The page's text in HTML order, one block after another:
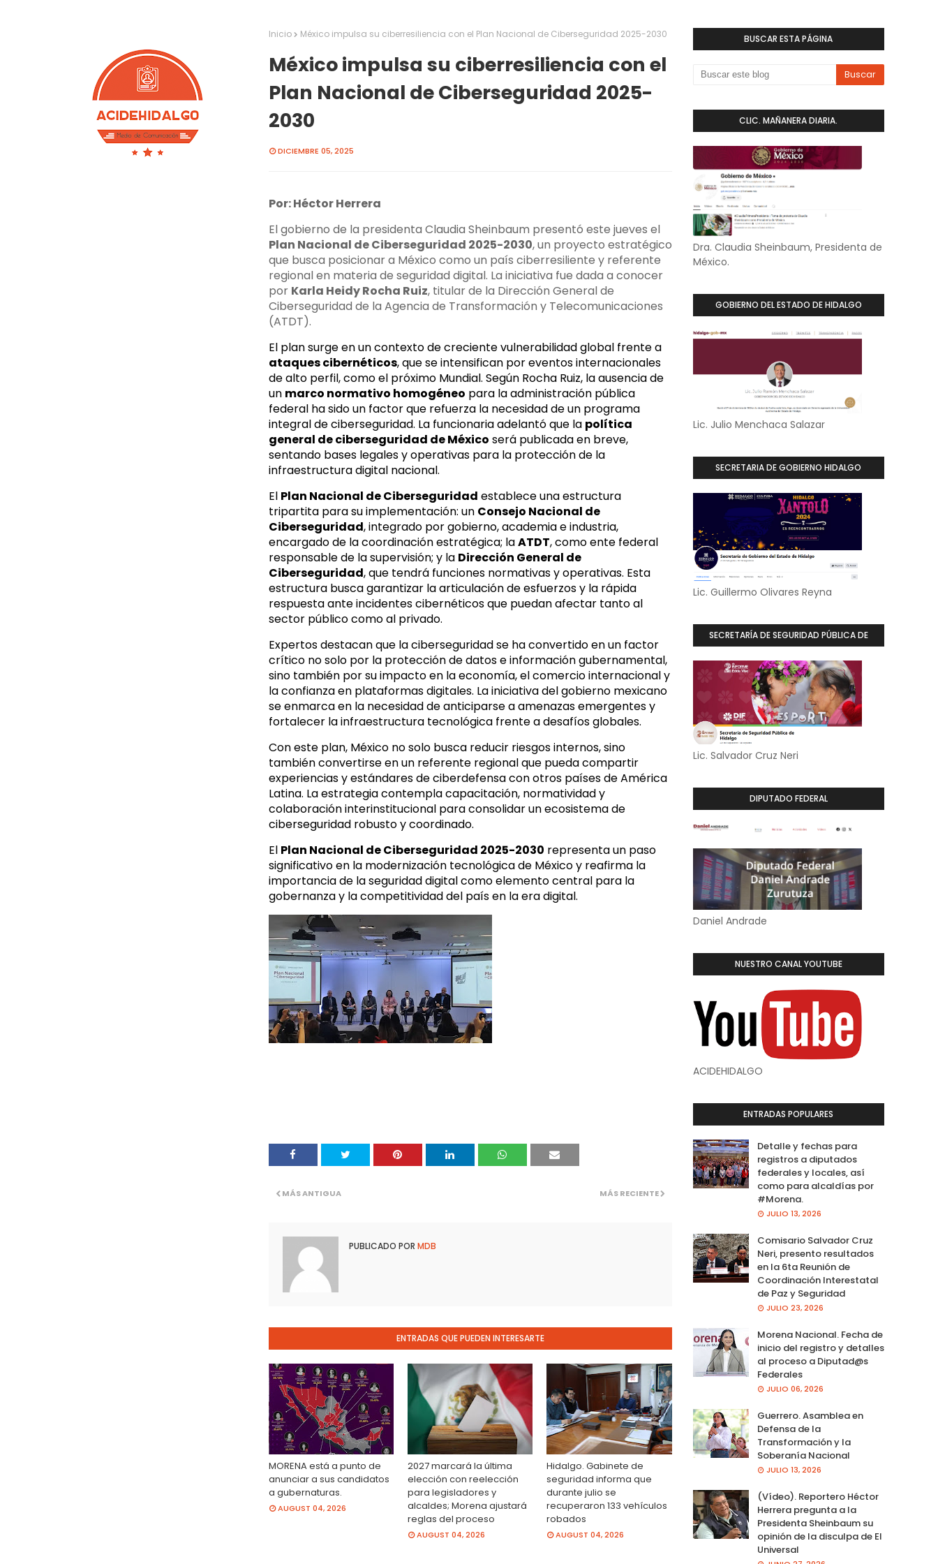
Inicio México impulsa su ciberresiliencia con el Plan Nacional de Ciberseguridad 2025-2030
México impulsa su ciberresiliencia con el
Plan Nacional de Ciberseguridad 2025-
2030
DICIEMBRE 05, 2025
Por: Héctor Herrera
El gobierno de la presidenta Claudia Sheinbaum presentó este jueves el
Plan Nacional de Ciberseguridad 2025-2030, un proyecto estratégico
que busca posicionar a México como un país ciberresiliente y referente
regional en materia de seguridad digital. La iniciativa fue dada a conocer
por Karla Heidy Rocha Ruiz, titular de la Dirección General de
Ciberseguridad de la Agencia de Transformación y Telecomunicaciones
(ATDT).
El plan surge en un contexto de creciente vulnerabilidad global frente a
ataques cibernéticos, que se intensifican por eventos internacionales
de alto perfil, como el próximo Mundial. Según Rocha Ruiz, la ausencia de
un marco normativo homogéneo para la administración pública
federal ha sido un factor que refuerza la necesidad de un programa
integral de ciberseguridad. La funcionaria adelantó que la política
general de ciberseguridad de México será publicada en breve,
sentando bases legales y operativas para la protección de la
infraestructura digital nacional.
El Plan Nacional de Ciberseguridad establece una estructura
tripartita para su implementación: un Consejo Nacional de
Ciberseguridad, integrado por gobierno, academia e industria,
encargado de la coordinación estratégica; laATDT, como ente federal
responsable de la supervisión; y la Dirección General de
Ciberseguridad, que tendrá funciones normativas y operativas. Esta
estructura busca garantizar la articulación de esfuerzos y la rápida
respuesta ante incidentes cibernéticos que puedan afectar tanto al
sector público como al privado.
Expertos destacan que la ciberseguridad se ha convertido en un factor
crítico no solo por la protección de datos e información gubernamental,
sino también por su impacto en la economía, el comercio internacional y
la confianza en plataformas digitales. La iniciativa del gobierno mexicano
se enmarca en la necesidad de anticiparse a amenazas emergentes y
fortalecer la infraestructura tecnológica frente a desafíos globales.
Con este plan, México no solo busca reducir riesgos internos, sino
también convertirse en un referente regional que pueda compartir
experiencias y estándares de ciberdefensa con otros países de América
Latina. La estrategia contempla capacitación, normatividad y
colaboración interinstitucional para consolidar un ecosistema de
ciberseguridad robusto y coordinado.
El Plan Nacional de Ciberseguridad 2025-2030 representa un paso
significativo en la modernización tecnológica de México y reafirma la
importancia de la seguridad digital como elemento central para la
gobernanza y la competitividad del país en la era digital.
MÁS RECIENTE
MÁS ANTIGUA
PUBLICADO POR MDB
ENTRADAS QUE PUEDEN INTERESARTE
MORENA está a punto de
anunciar a sus candidatos
a gubernaturas.
AUGUST 04, 2026
2027 marcará la última
elección con reelección
para legisladores y
alcaldes; Morena ajustará
reglas del proceso
AUGUST 04, 2026
Hidalgo. Gabinete de
seguridad informa que
durante julio se
recuperaron 133 vehículos
robados
AUGUST 04, 2026
BUSCAR ESTA PÁGINA
CLIC. MAÑANERA DIARIA.
Dra. Claudia Sheinbaum, Presidenta de
México.
GOBIERNO DEL ESTADO DE HIDALGO
Lic. Julio Menchaca Salazar
SECRETARIA DE GOBIERNO HIDALGO
Lic. Guillermo Olivares Reyna
SECRETARÍA DE SEGURIDAD PÚBLICA DE
Lic. Salvador Cruz Neri
DIPUTADO FEDERAL
Daniel Andrade
NUESTRO CANAL YOUTUBE
ACIDEHIDALGO
ENTRADAS POPULARES
Detalle y fechas para
registros a diputados
federales y locales, así
como para alcaldías por
#Morena.
JULIO 13, 2026
Comisario Salvador Cruz
Neri, presento resultados
en la 6ta Reunión de
Coordinación Interestatal
de Paz y Seguridad
JULIO 23, 2026
Morena Nacional. Fecha de
inicio del registro y detalles
al proceso a Diputad@s
Federales
JULIO 06, 2026
Guerrero. Asamblea en
Defensa de la
Transformación y la
Soberanía Nacional
JULIO 13, 2026
(Vídeo). Reportero Héctor
Herrera pregunta a la
Presidenta Sheinbaum su
opinión de la disculpa de El
Universal